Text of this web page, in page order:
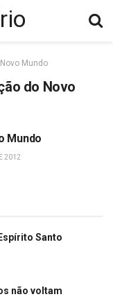
Mundo
do Novo
Mundo
2012
Santo
não voltam